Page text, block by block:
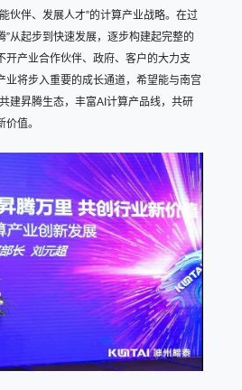
伙伴、发展人才”的计算产业战略。在过
”从起步到快速发展，逐步构建起完整的
开产业合作伙伴、政府、客户的大力支
业将步入重要的成长通道，希望能与南宫
建昇腾生态，丰富AI计算产品线，共研
值。